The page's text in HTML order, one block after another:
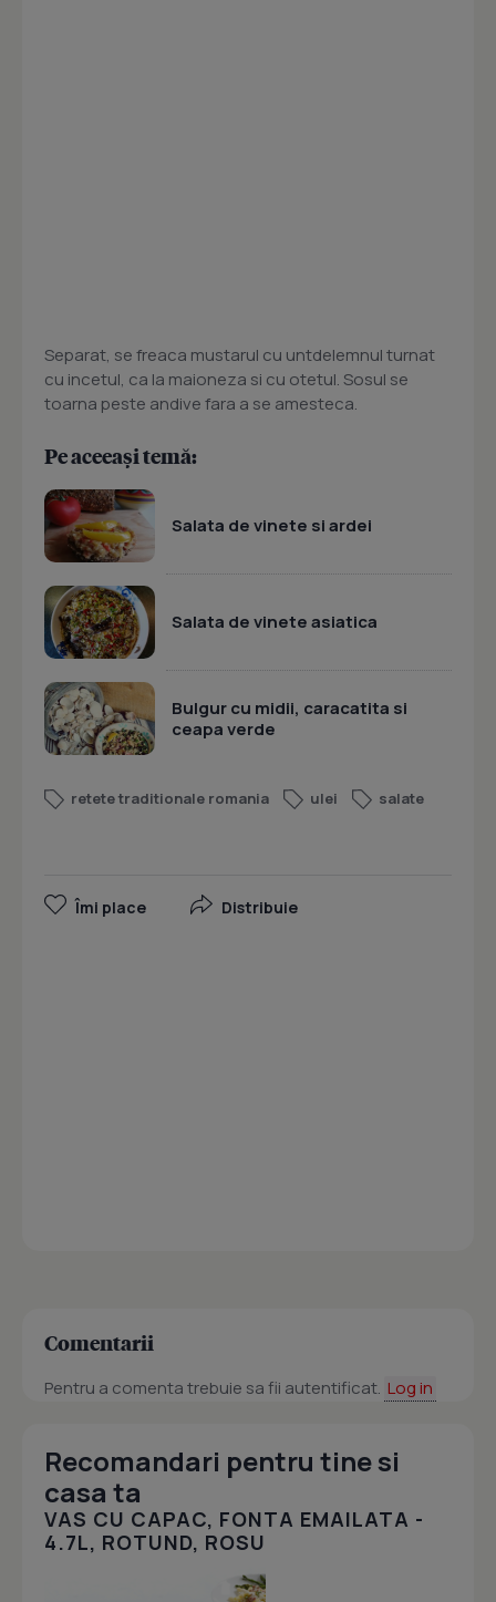
Separat, se freaca mustarul cu untdelemnul turnat
cu incetul, ca la maioneza si cu otetul. Sosul se
toarna peste andive fara a se amesteca.
Pe aceeași temă:
Salata de vinete si ardei
Salata de vinete asiatica
Bulgur cu midii, caracatita si
ceapa verde
retete traditionale romania ulei salate
Îmi place Distribuie
Comentarii
Pentru a comenta trebuie sa fii autentificat. Log in
Recomandari pentru tine si
casa ta
VAS CU CAPAC, FONTA EMAILATA -
4.7L, ROTUND, ROSU